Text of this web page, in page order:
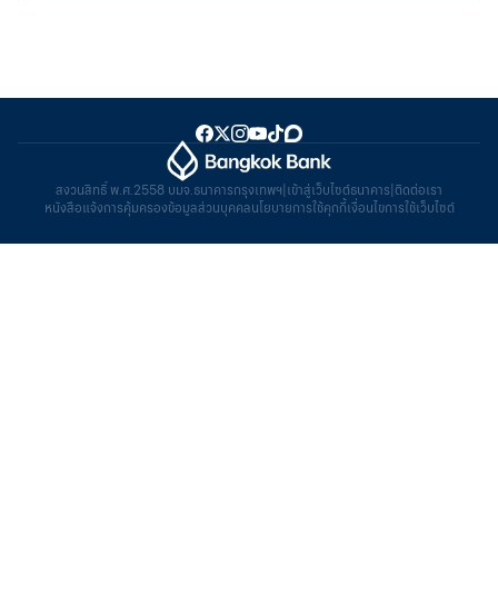
สงวนสิทธิ์ พ.ศ.2558 บมจ.ธนาคารกรุงเทพฯ เข้าสู่เว็บไซต์ธนาคาร ติดต่อเรา
หนังสือแจ้งการคุ้มครองข้อมูลส่วนบุคคลนโยบายการใช้คุกกี้เงื่อนไขการใช้เว็บไซต์